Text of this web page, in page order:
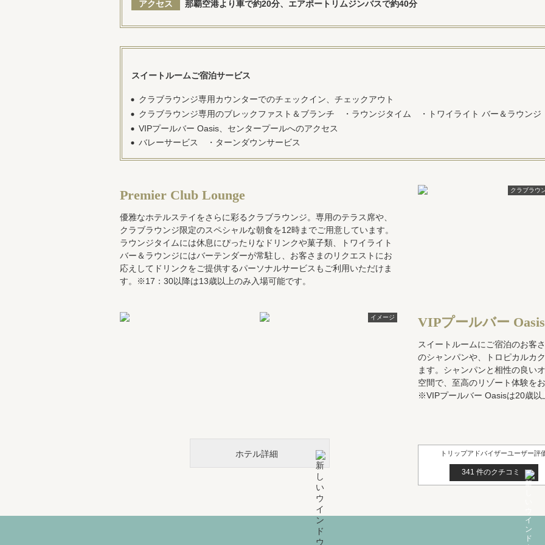
アクセス 那覇空港より車で約20分、エアポートリムジンバスで約40分
スイートルームご宿泊サービス
クラブラウンジ専用カウンターでのチェックイン、チェックアウト
クラブラウンジ専用のブレックファスト＆ブランチ ・ラウンジタイム ・トワイライト バー＆ラウンジ
VIPプールバー Oasis、センタープールへのアクセス
バレーサービス ・ターンダウンサービス
Premier Club Lounge
優雅なホテルステイをさらに彩るクラブラウンジ。専用のテラス席や、
クラブラウンジ限定のスペシャルな朝食を12時までご用意しています。
ラウンジタイムには休息にぴったりなドリンクや菓子類、トワイライト
バー＆ラウンジにはバーテンダーが常駐し、お客さまのリクエストにお
応えしてドリンクをご提供するパーソナルサービスもご利用いただけま
す。※17：30以降は13歳以上のみ入場可能です。
クラブラウ
VIPプールバー Oasis
スイートルームにご宿泊のお客
のシャンパンや、トロピカルカ
ます。シャンパンと相性の良い
空間で、至高のリゾート体験を
※VIPプールバー Oasisは20歳以
イメージ
ホテル詳細 トリップアドバイザー ユーザー評
341 件のクチコミ